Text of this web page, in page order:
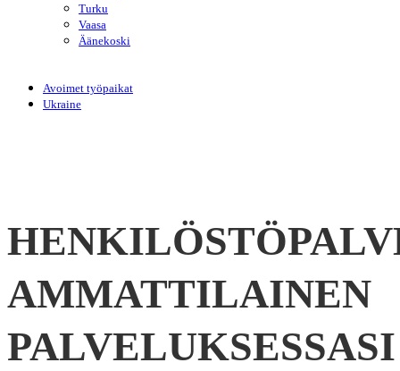
Turku
Vaasa
Äänekoski
Avoimet työpaikat
Ukraine
AMMATTILAINEN
PALVELUKSESSASI